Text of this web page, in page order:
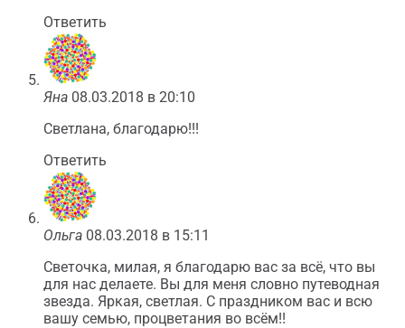
Ответить
Яна 08.03.2018 в 20:10
Светлана, благодарю!!!
Ответить
Ольга 08.03.2018 в 15:11
Светочка, милая, я благодарю вас за всё, что вы
для нас делаете. Вы для меня словно путеводная
звезда. Яркая, светлая. С праздником вас и всю
вашу семью, процветания во всём!!